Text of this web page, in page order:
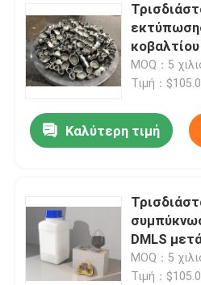
Σχετικά με εμάς
Επαφές
Προϊόντα
Οδοντικός
μετάλλων
MOQ：5
Τιμή：
Καλύτερη τιμή
DMLS
κραμάτων
MOQ：5
Τιμή：